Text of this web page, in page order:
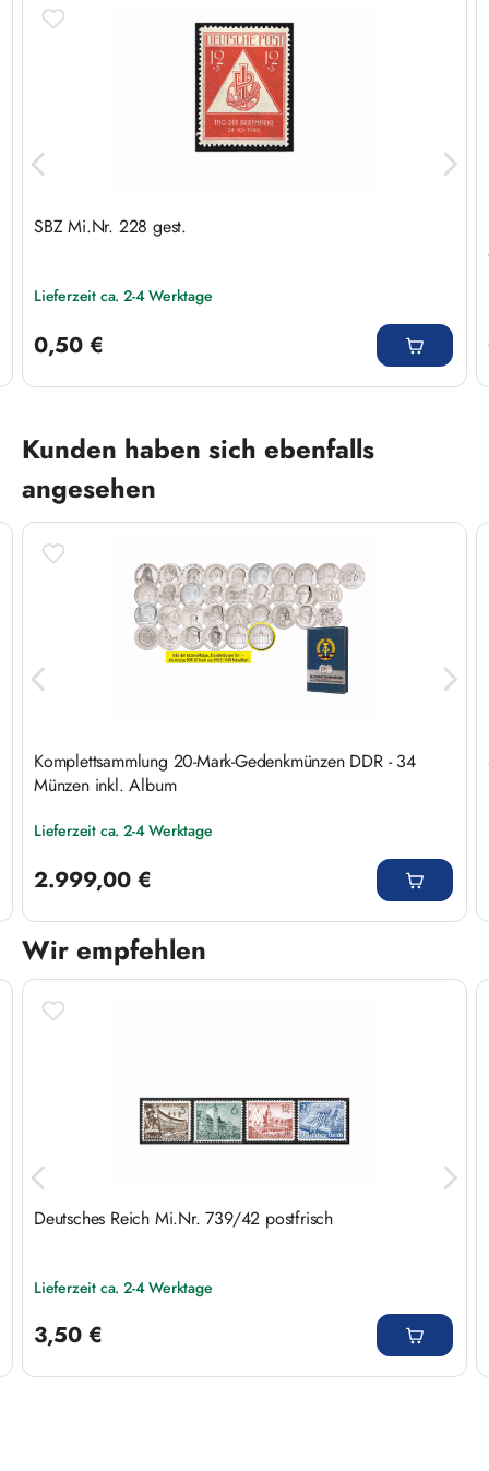
SBZ Mi.Nr. 228 gest.
Lieferzeit ca. 2-4 Werktage
0,50 €
Produktgalerie überspringen
Kunden haben sich ebenfalls
angesehen
Komplettsammlung 20-Mark-Gedenkmünzen DDR - 34
Münzen inkl. Album
Lieferzeit ca. 2-4 Werktage
2.999,00 €
Wir empfehlen
Produktgalerie überspringen
Deutsches Reich Mi.Nr. 739/42 postfrisch
Lieferzeit ca. 2-4 Werktage
3,50 €